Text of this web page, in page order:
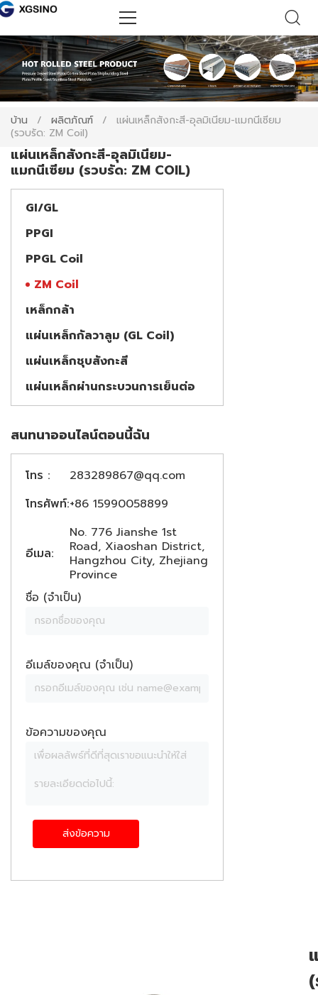
บ้าน / ผลิตภัณฑ์ /
แผ่นเหล็กสังกะสี-อุลมิเนียม-แมกนีเซียม
(รวบรัด: ZM Coil)
แผ่นเหล็กสังกะสี-อุลมิเนียม-
แมกนีเซียม (รวบรัด: ZM COIL)
GI/GL
PPGI
PPGL Coil
ZM Coil
เหล็กกล้า
แผ่นเหล็กกัลวาลูม (GL Coil)
แผ่นเหล็กชุบสังกะสี
แผ่นเหล็กผ่านกระบวนการเย็นต่อ
สนทนาออนไลน์ตอนนี้ฉัน
โทร :
283289867@qq.com
โทรศัพท์:+86 15990058899
อีเมล:
No. 776 Jianshe 1st
Road, Xiaoshan District,
Hangzhou City, Zhejiang
Province
ชื่อ (จำเป็น)
อีเมล์ของคุณ (จำเป็น)
ข้อความของคุณ